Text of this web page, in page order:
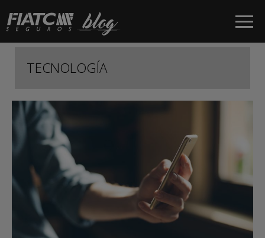
Saltar al contenido principal
TECNOLOGÍA